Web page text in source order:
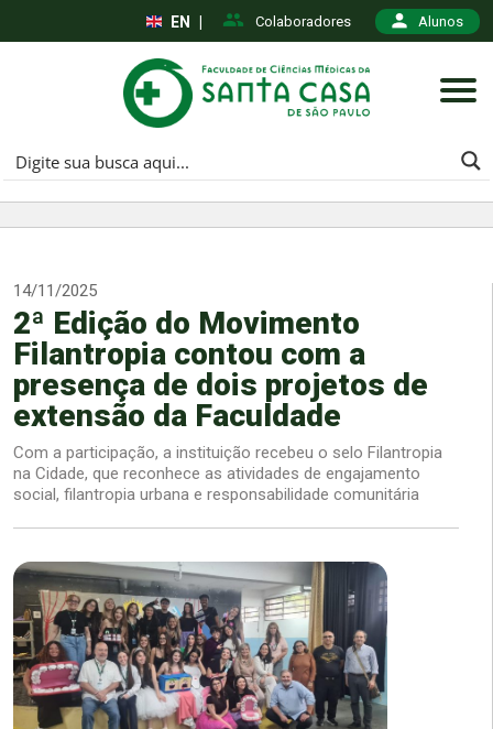
Colaboradores Alunos
EN
14/11/2025
2ª Edição do Movimento
Filantropia contou com a
presença de dois projetos de
extensão da Faculdade
Com a participação, a instituição recebeu o selo Filantropia
na Cidade, que reconhece as atividades de engajamento
social, filantropia urbana e responsabilidade comunitária